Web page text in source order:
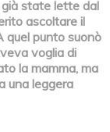
state lette dal
ascoltare il
quel punto suonò
voglia di
la mamma, ma
una leggera